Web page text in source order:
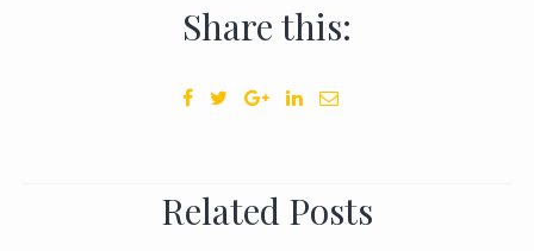
Share this:
Related Posts